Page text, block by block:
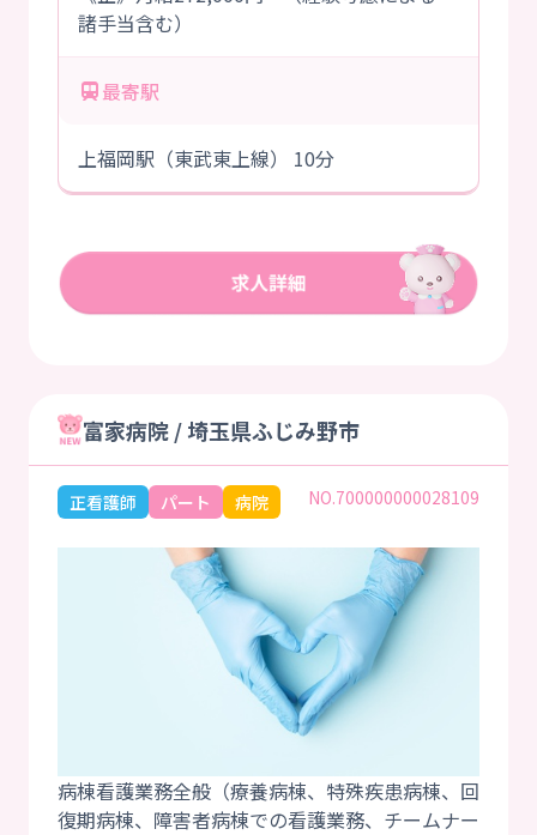
諸手当含む）
最寄駅
上福岡駅（東武東上線） 10分
富家病院 / 埼玉県ふじみ野市
正看護師 パート 病院 NO.700000000028109
病棟看護業務全般（療養病棟、特殊疾患病棟、回
復期病棟、障害者病棟での看護業務、チームナー